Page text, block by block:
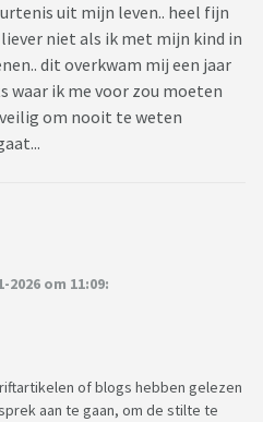
uit mijn leven.. heel fijn
niet als ik met mijn kind in
dit overkwam mij een jaar
waar ik me voor zou moeten
om nooit te weten
om 11:09:
of blogs hebben gelezen
aan te gaan, om de stilte te